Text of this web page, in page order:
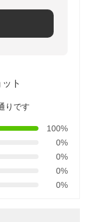
ト
りです
100%
0%
0%
0%
0%